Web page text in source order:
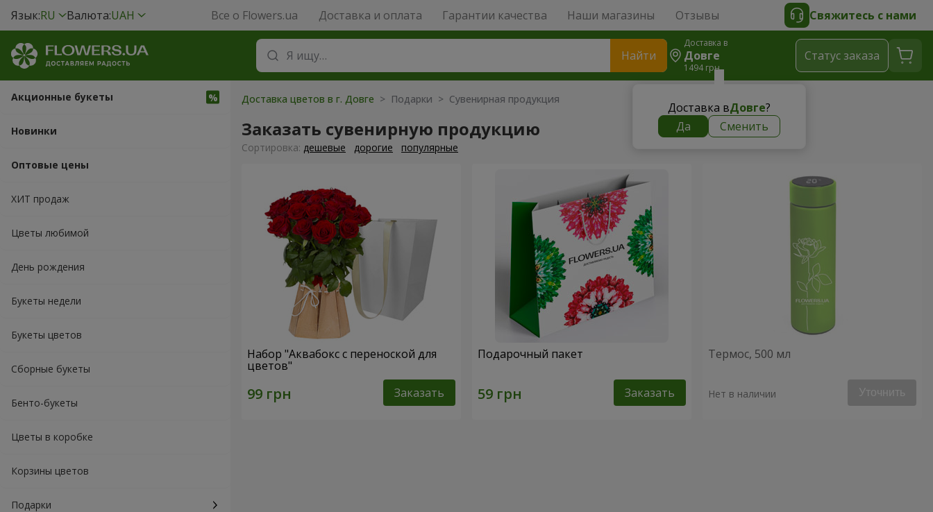
Язык:RU Валюта:UAH Все о Flowers.ua Доставка и оплата Гарантии качества Наши магазины Отзывы Свяжитесь с нами
Найти
Доставка в
Довге
1494 грн
Доставка вДовге?
Да
Сменить
Cтатус заказа
Акционные букеты
Новинки
Оптовые цены
ХИТ продаж
Цветы любимой
День рождения
Букеты недели
Букеты цветов
Сборные букеты
Бенто-букеты
Цветы в коробке
Корзины цветов
Подарки
Доставка цветов в г. Довге > Подарки > Сувенирная продукция
Заказать сувенирную продукцию
Cортировка: дешевые дорогие популярные
Набор "Аквабокс с переноской для
цветов"
Заказать
Подарочный пакет
Заказать
Термос, 500 мл
Нет в наличии Уточнить